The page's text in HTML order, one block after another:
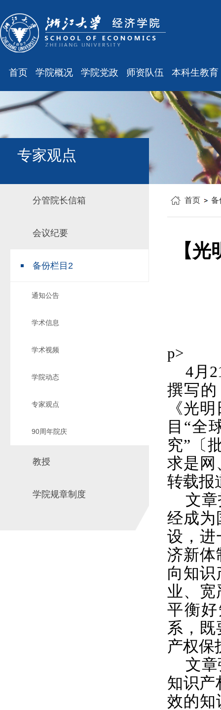
首页 学院概况
学院简介
现任领导
组织结构
学科设置
学院党政
会议通知
会议纪要
工会之声
师资队伍
最新消息
职称晋升
人事培训
博士后管理
本科生教育
最新消息
规章制度
课表、校历
主修专业确认
学籍管理
教学与教务
毕业论文
科研训练
对外交流
专家观点
分管院长信箱
会议纪要
备份栏目2
通知公告
学术信息
学术视频
学院动态
专家观点
90周年院庆
教授
学院规章制度
首页 备
【
p>
4月
撰写
《光
目 “全
究” 〔
求是网
转载报
文
经成为
设，进
济新体
向知
业、宽
平衡
系，
产权保
文
知识产
效的知